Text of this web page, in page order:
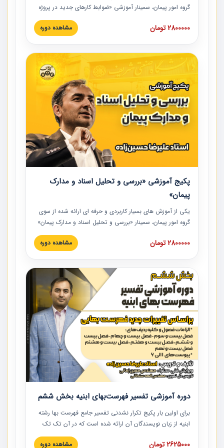
گروه امور پیمان، سمینار آموزشی «ضوابط کارهای جدید در پروژه
های عمرانی» چالش ها، تخلفات و راه حل ها با نگرش قراردادی
است که در محل سندیکای شرکت های ساختمانی کشور ارائه شد.
مدارک پیمان به همراه تجربیات عملی ارائه شده است.
2800000 تومان مشاهده دوره
پکیج آموزشی «بررسی و تحلیل اسناد و مدارک
پیمان»
یکی از آموزش‏‏‏‏‏‏ های بسیار کاربردی و حرفه‏ ای ارائه شده از سوی
گروه امور پیمان، سمینار «بررسی و تحلیل اسناد و مدارک پیمان»
است که در دانشگاه صنعتی شریف ارائه شد. در این آموزش
نکات کلیدی مربوط به اسناد و مدارک پیمان، اولویت بندی اسناد
پیمان به همراه تجربیات عملی در این خصوص ارائه شده است.
2800000 تومان مشاهده دوره
دوره آموزشی تفسیر فهرست‌بهای ابنیه بخش ششم
برای اولین بار پکیج تکرار نشدنی تفسیر جامع فهرست بها رشته
ابنیه از زبان نویسندگان آن ارائه شده است که در آن تک تک
ردیف ها و مطالب فهرست بها تفسیر و ارائه شده است. این
دوره به صورت کامل تصویری بوده و به همراه تصاویر عملیات
2625000 تومان مشاهده دوره